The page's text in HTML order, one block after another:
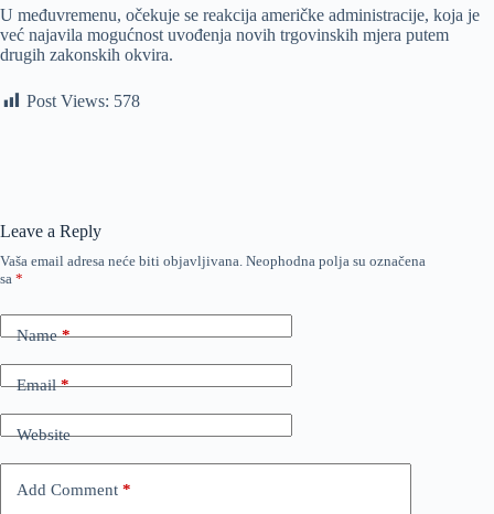
U međuvremenu, očekuje se reakcija američke administracije, koja je
već najavila mogućnost uvođenja novih trgovinskih mjera putem
drugih zakonskih okvira.
Post Views: 578
Leave a Reply
Vaša email adresa neće biti objavljivana. Neophodna polja su označena
sa *
Name*
Email*
Website
Add Comment *